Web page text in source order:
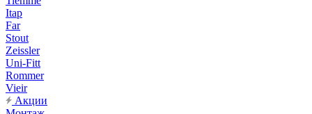
Itap
Far
Stout
Zeissler
Uni-Fitt
Rommer
Vieir
Акции